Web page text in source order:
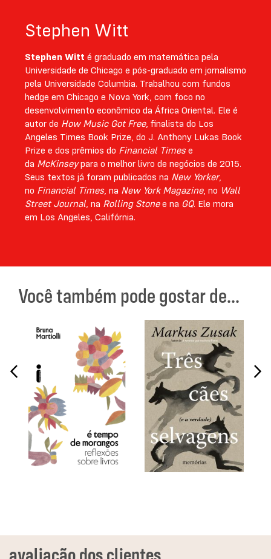
Stephen Witt
Stephen Witt é graduado em matemática pela
Universidade de Chicago e pós-graduado em jornalismo
pela Universidade Columbia. Trabalhou com fundos
hedge em Chicago e Nova York, com foco no
desenvolvimento econômico da África Oriental. Ele é
autor de How Music Got Free, finalista do Los
Angeles Times Book Prize, do J. Anthony Lukas Book
Prize e dos prêmios do Financial Timese
da McKinseypara o melhor livro de negócios de 2015.
Seus textos já foram publicados na New Yorker,
no Financial Times, na New York Magazine, no Wall
Street Journal, na Rolling Stonee na GQ. Ele mora
em Los Angeles, Califórnia.
Você também pode gostar de...